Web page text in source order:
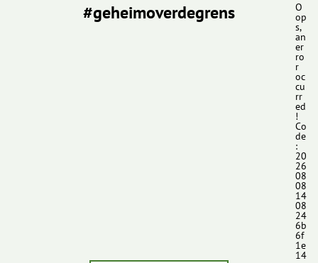
#geheimoverdegrens O
op
s,
an
er
ro
r
oc
cu
rr
ed
!
Co
de
:
20
26
08
08
14
08
24
6b
6f
1e
14